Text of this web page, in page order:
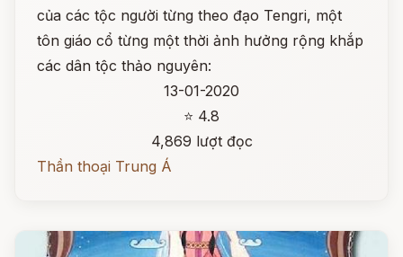
của các tộc người từng theo đạo Tengri, một
tôn giáo cổ từng một thời ảnh hưởng rộng khắp
các dân tộc thảo nguyên:
13-01-2020
⭐ 4.8
4,869 lượt đọc
Thần thoại Trung Á